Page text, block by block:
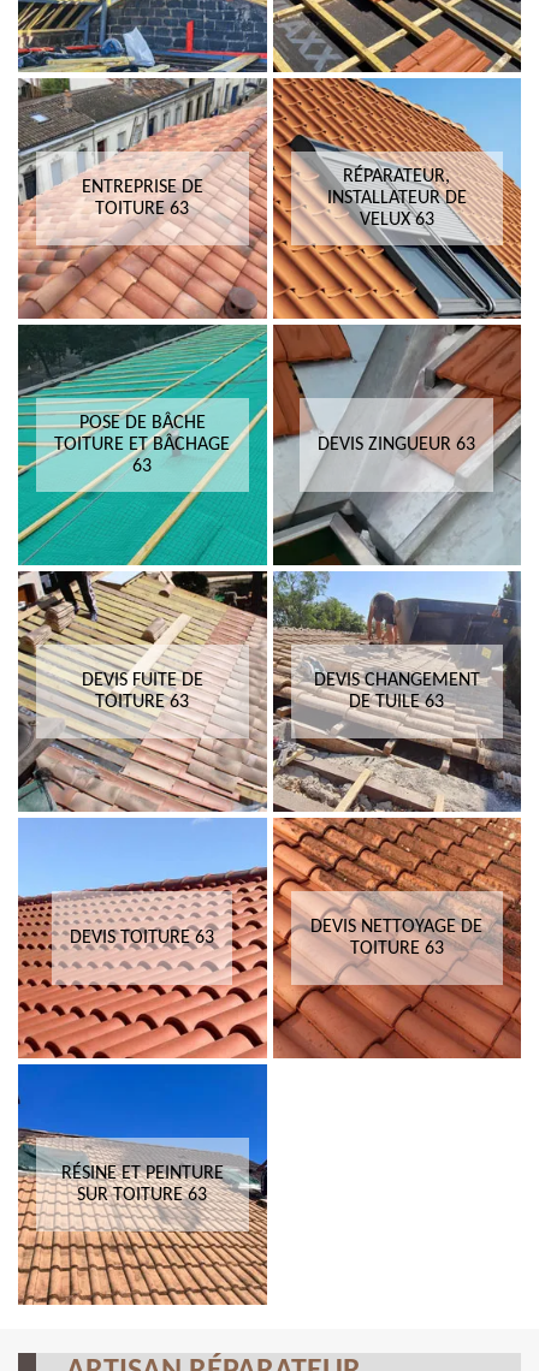
ENTREPRISE DE
TOITURE 63
RÉPARATEUR,
INSTALLATEUR DE
VELUX 63
POSE DE BÂCHE
TOITURE ET BÂCHAGE
63
DEVIS ZINGUEUR 63
DEVIS FUITE DE
TOITURE 63
DEVIS CHANGEMENT
DE TUILE 63
DEVIS TOITURE 63
DEVIS NETTOYAGE DE
TOITURE 63
RÉSINE ET PEINTURE
SUR TOITURE 63